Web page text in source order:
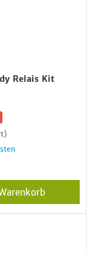
Relais Kit